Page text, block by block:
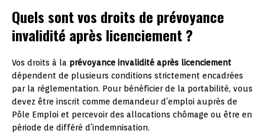
Quels sont vos droits de prévoyance
invalidité après licenciement ?
Vos droits à la prévoyance invalidité après licenciement
dépendent de plusieurs conditions strictement encadrées
par la réglementation. Pour bénéficier de la portabilité, vous
devez être inscrit comme demandeur d’emploi auprès de
Pôle Emploi et percevoir des allocations chômage ou être en
période de différé d’indemnisation.